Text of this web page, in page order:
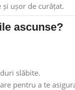
ușor de curățat.
ascunse?
slăbite.
pentru a te